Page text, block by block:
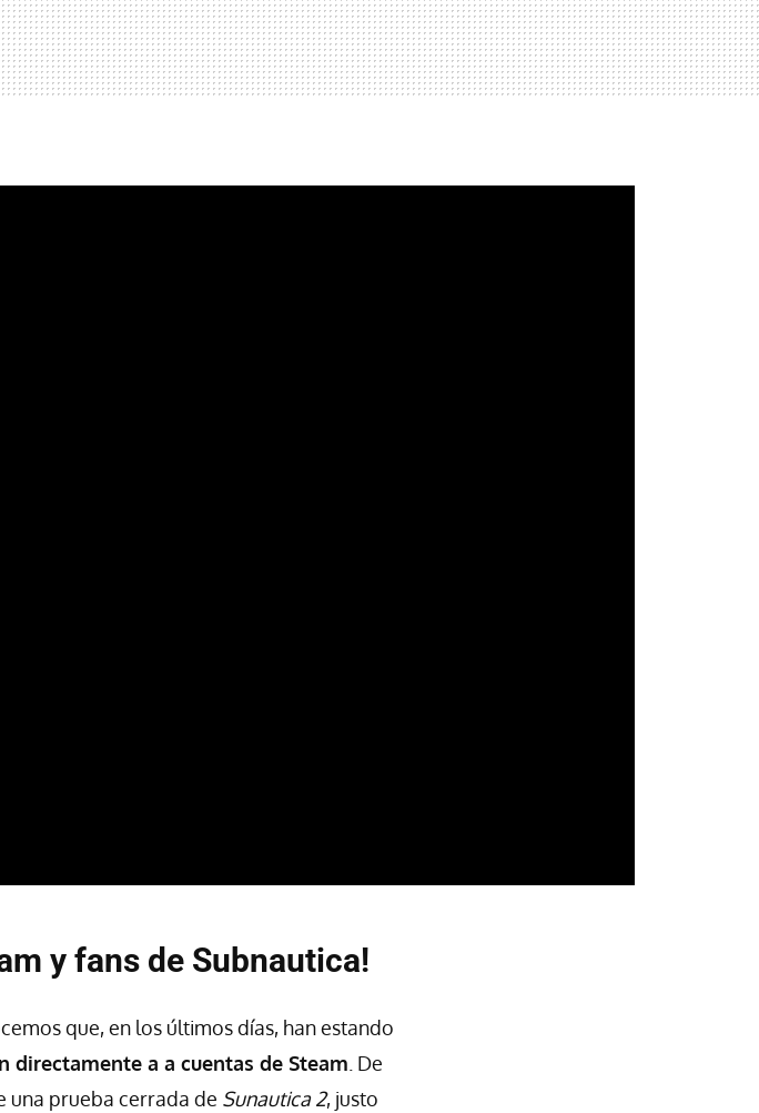
y fans de Subnautica!
que, en los últimos días, han estando
directamente a a cuentas de Steam . De
una prueba cerrada de Sunautica 2, justo